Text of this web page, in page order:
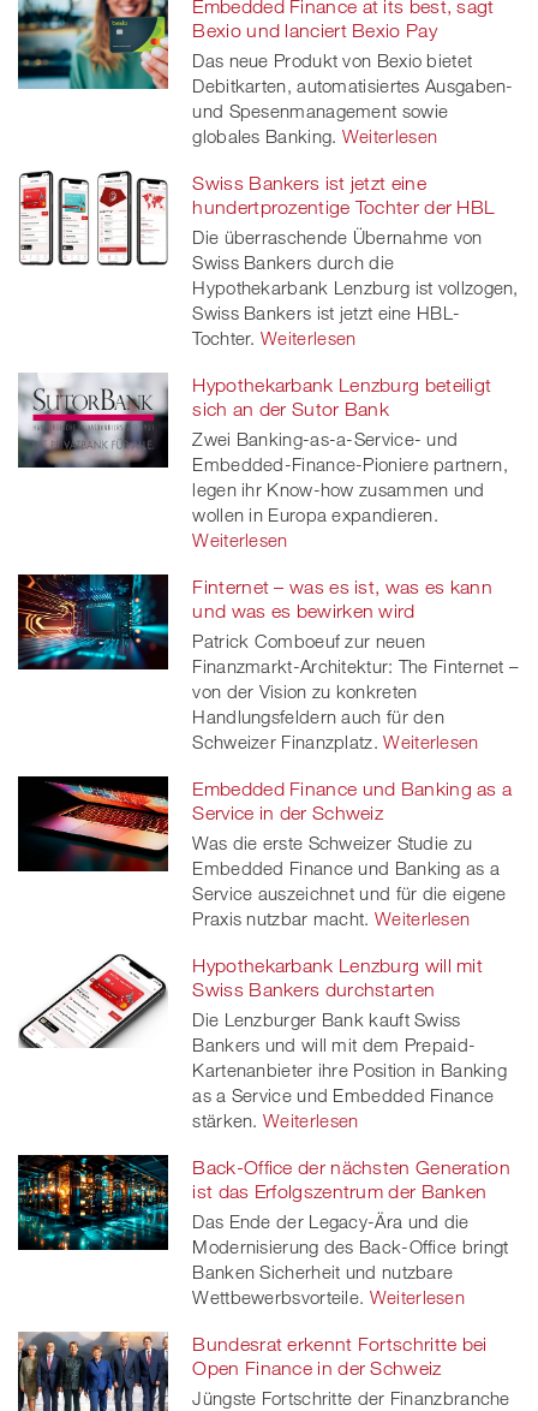
Embedded Finance at its best, sagt
Bexio und lanciert Bexio Pay
Das neue Produkt von Bexio bietet
Debitkarten, automatisiertes Ausgaben-
und Spesenmanagement sowie
globales Banking. Weiterlesen
Swiss Bankers ist jetzt eine
hundertprozentige Tochter der HBL
Die überraschende Übernahme von
Swiss Bankers durch die
Hypothekarbank Lenzburg ist vollzogen,
Swiss Bankers ist jetzt eine HBL-
Tochter. Weiterlesen
Hypothekarbank Lenzburg beteiligt
sich an der Sutor Bank
Zwei Banking-as-a-Service- und
Embedded-Finance-Pioniere partnern,
legen ihr Know-how zusammen und
wollen in Europa expandieren.
Weiterlesen
Finternet – was es ist, was es kann
und was es bewirken wird
Patrick Comboeuf zur neuen
Finanzmarkt-Architektur: The Finternet –
von der Vision zu konkreten
Handlungsfeldern auch für den
Schweizer Finanzplatz. Weiterlesen
Embedded Finance und Banking as a
Service in der Schweiz
Was die erste Schweizer Studie zu
Embedded Finance und Banking as a
Service auszeichnet und für die eigene
Praxis nutzbar macht. Weiterlesen
Hypothekarbank Lenzburg will mit
Swiss Bankers durchstarten
Die Lenzburger Bank kauft Swiss
Bankers und will mit dem Prepaid-
Kartenanbieter ihre Position in Banking
as a Service und Embedded Finance
stärken. Weiterlesen
Back-Office der nächsten Generation
ist das Erfolgszentrum der Banken
Das Ende der Legacy-Ära und die
Modernisierung des Back-Office bringt
Banken Sicherheit und nutzbare
Wettbewerbsvorteile. Weiterlesen
Bundesrat erkennt Fortschritte bei
Open Finance in der Schweiz
Jüngste Fortschritte der Finanzbranche